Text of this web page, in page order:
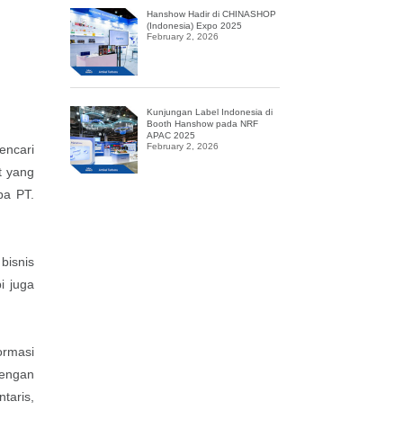
Hanshow Hadir di CHINASHOP
(Indonesia) Expo 2025
February 2, 2026
Kunjungan Label Indonesia di
Booth Hanshow pada NRF
APAC 2025
February 2, 2026
yang
PT.
juga